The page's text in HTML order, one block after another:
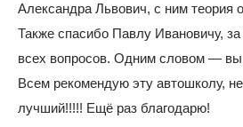
Александра Львович, с ним теория
Также спасибо Павлу Ивановичу,
всех вопросов. Одним словом —
Всем рекомендую эту автошколу,
лучший!!!!! Ещё раз благодарю!